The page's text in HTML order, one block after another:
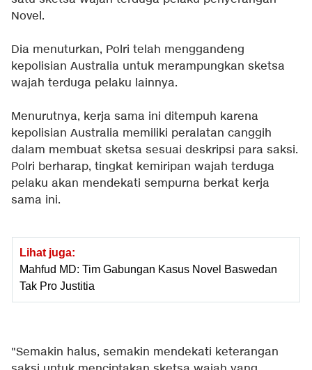
Novel.
Dia menuturkan, Polri telah menggandeng
kepolisian Australia untuk merampungkan sketsa
wajah terduga pelaku lainnya.
Menurutnya, kerja sama ini ditempuh karena
kepolisian Australia memiliki peralatan canggih
dalam membuat sketsa sesuai deskripsi para saksi.
Polri berharap, tingkat kemiripan wajah terduga
pelaku akan mendekati sempurna berkat kerja
sama ini.
Lihat juga:
Mahfud MD: Tim Gabungan Kasus Novel Baswedan
Tak Pro Justitia
"Semakin halus, semakin mendekati keterangan